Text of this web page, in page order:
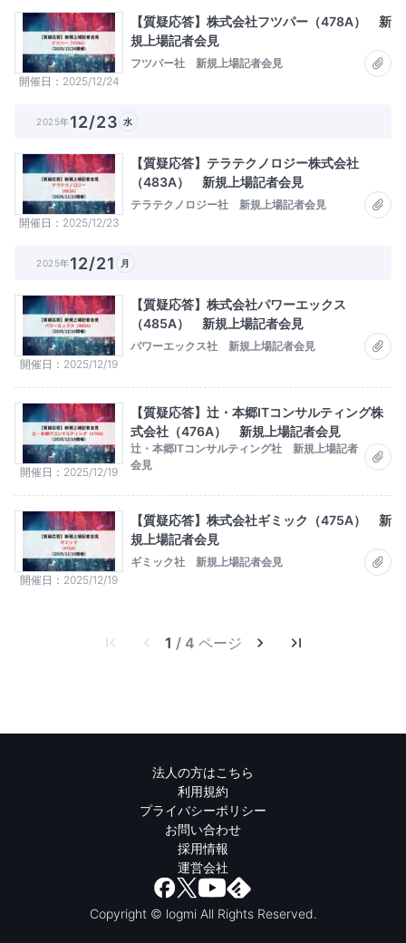
開催日 2025/12/24
【質疑応答】株式会社フツパー（478A） 新
規上場記者会見
フツパー社 新規上場記者会見
2025年12/23 水
開催日 2025/12/23
【質疑応答】テラテクノロジー株式会社
（483A） 新規上場記者会見
テラテクノロジー社 新規上場記者会見
2025年12/21 月
開催日 2025/12/19
【質疑応答】株式会社パワーエックス
（485A） 新規上場記者会見
パワーエックス社 新規上場記者会見
開催日 2025/12/19
【質疑応答】辻・本郷ITコンサルティング株
式会社（476A） 新規上場記者会見
辻・本郷ITコンサルティング社 新規上場記者
会見
開催日 2025/12/19
【質疑応答】株式会社ギミック（475A） 新
規上場記者会見
ギミック社 新規上場記者会見
1 / 4 ページ
法人の方はこちら
利用規約
プライバシーポリシー
お問い合わせ
採用情報
運営会社
Copyright © logmi All Rights Reserved.